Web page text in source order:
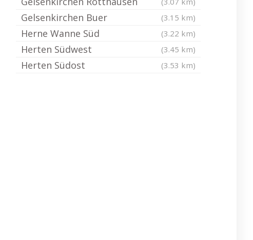
Gelsenkirchen Buer (3.15 km)
Herne Wanne Süd (3.22 km)
Herten Südwest (3.45 km)
Herten Südost (3.53 km)